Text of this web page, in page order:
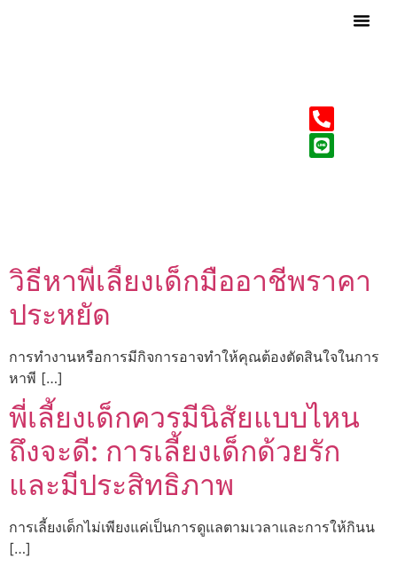
วิธีหาพี่เลี้ยงเด็กมืออาชีพราคา
ประหยัด
การทำงานหรือการมีกิจการอาจทำให้คุณต้องตัดสินใจในการ
หาพี […]
พี่เลี้ยงเด็กควรมีนิสัยแบบไหน
ถึงจะดี: การเลี้ยงเด็กด้วยรัก
และมีประสิทธิภาพ
การเลี้ยงเด็กไม่เพียงแค่เป็นการดูแลตามเวลาและการให้กินน
[…]